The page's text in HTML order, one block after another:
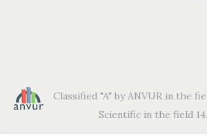
Classified "A" by ANVUR in the
Scientific in the field 14.